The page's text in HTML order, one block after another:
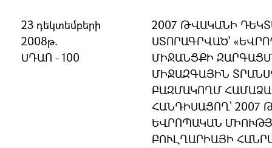
23 դեկտեմբերի
2008թ.
ՍԴԱՈ - 100
2007 ԹՎԱԿԱՆԻ
ՍՏՈՐԱԳՐՎԱԾ՝
ՄԻՋԱՆՑՔԻ
ՄԻՋԱԶԳԱՅԻՆ
ԲԱԶՄԱԿՈՂՄ
ՀԱՆԴԻՍԱՑՈՂ՝ 2007
ԵՎՐՈՊԱԿԱՆ
ԲՈՒԼՂԱՐԻԱՅԻ